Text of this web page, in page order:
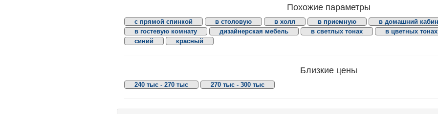
Похожие параметры
с прямой спинкой в столовую в холл в приемную
в домашний
в гостевую комнату
дизайнерская мебель в светлых тонах в цветных тонах
синий
красный
Близкие цены
240 тыс - 270 тыс 270 тыс - 300 тыс